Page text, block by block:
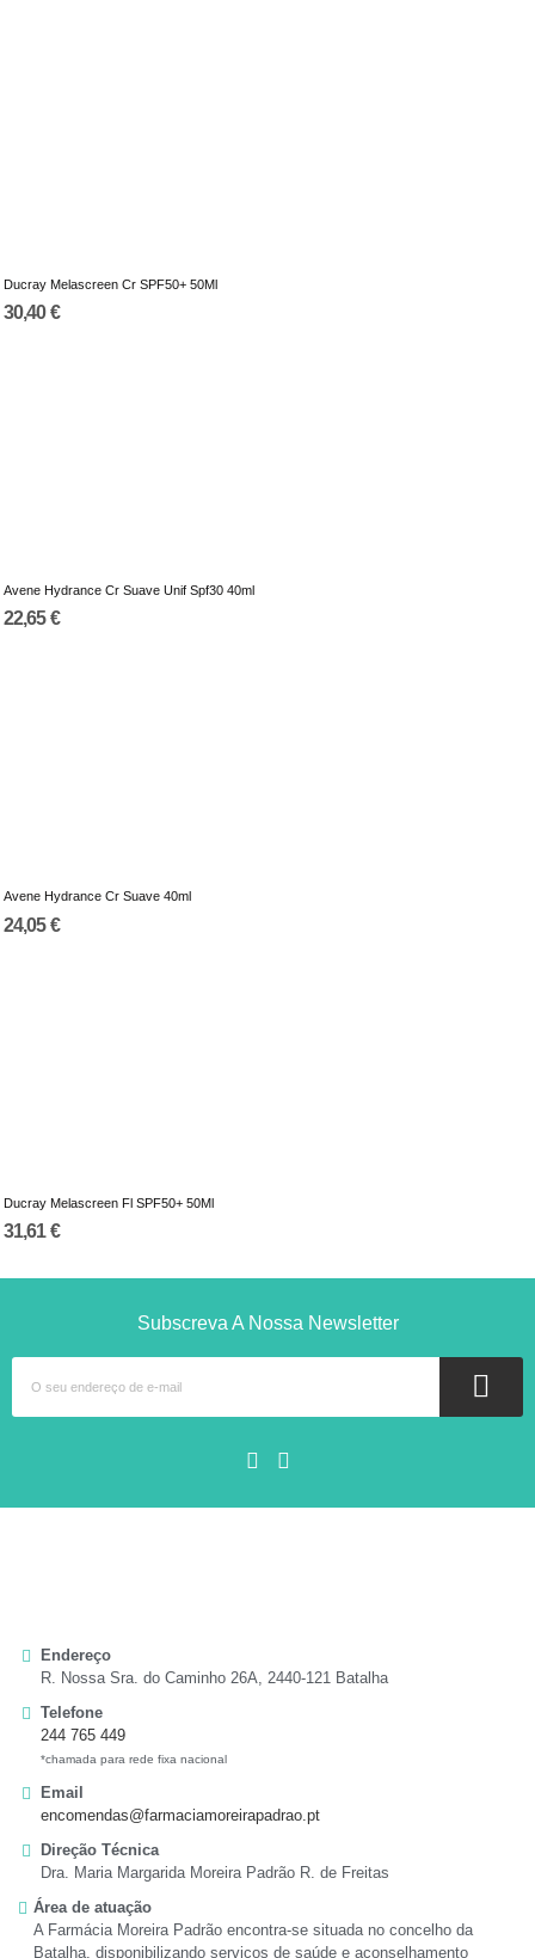
Ducray Melascreen Cr SPF50+ 50Ml
30,40 €
Avene Hydrance Cr Suave Unif Spf30 40ml
22,65 €
Avene Hydrance Cr Suave 40ml
24,05 €
Ducray Melascreen Fl SPF50+ 50Ml
31,61 €
Subscreva A Nossa Newsletter
Endereço
R. Nossa Sra. do Caminho 26A, 2440-121 Batalha
Telefone
244 765 449
*chamada para rede fixa nacional
Email
encomendas@farmaciamoreirapadrao.pt
Direção Técnica
Dra. Maria Margarida Moreira Padrão R. de Freitas
Área de atuação
A Farmácia Moreira Padrão encontra-se situada no concelho da
Batalha, disponibilizando serviços de saúde e aconselhamento